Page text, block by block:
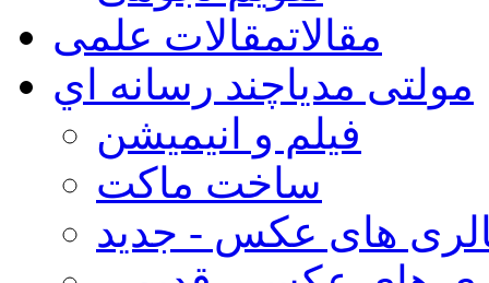
مقالاتمقالات علمی
مولتی مدیاچند رسانه اي
فیلم و انیمیشن
ساخت ماکت
های عکس - جدید